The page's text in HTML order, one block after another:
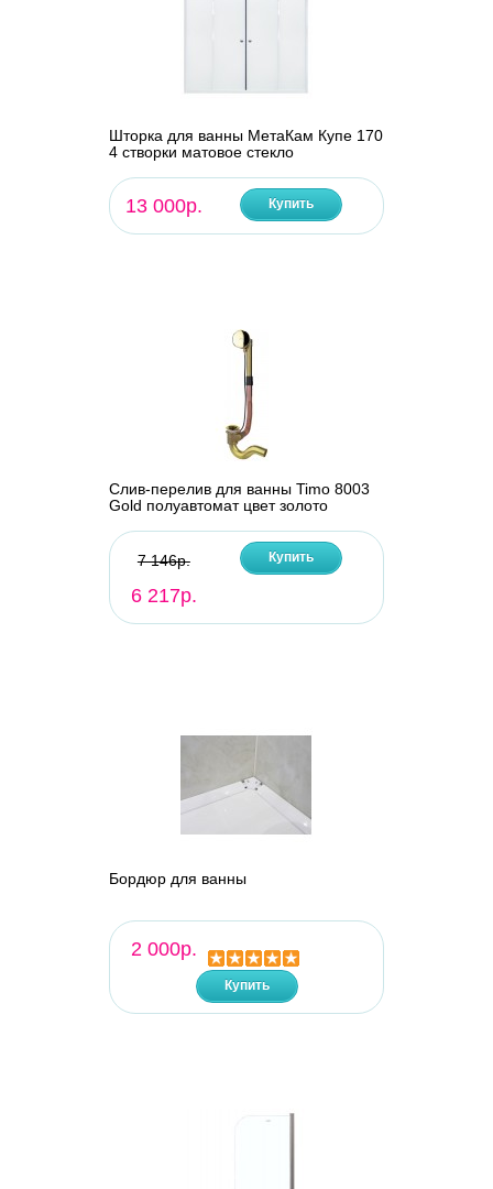
Шторка для ванны МетаКам Купе 170
4 створки матовое стекло
13 000р. Купить
Слив-перелив для ванны Timo 8003
Gold полуавтомат цвет золото
7 146р.
6 217р.
Купить
Бордюр для ванны
2 000р.
Купить